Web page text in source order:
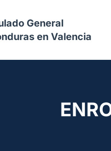
General
en Valencia